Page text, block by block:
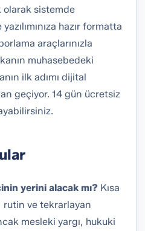
olarak sistemde
yazılımınıza hazır formatta
araçlarınızla
muhasebedeki
ilk adımı dijital
geçiyor. 14 gün ücretsiz
yerini alacak mı? Kısa
rutin ve tekrarlayan
mesleki yargı, hukuki